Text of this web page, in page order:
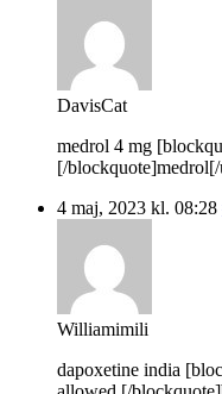
DavisCat
medrol 4 mg
[/
4 maj, 2023 kl. 08:28
Williamimili
dapoxetine india